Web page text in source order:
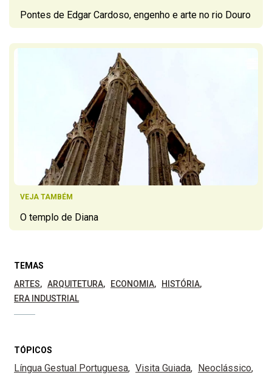
Pontes de Edgar Cardoso, engenho e arte no rio Douro
VEJA TAMBÉM
O templo de Diana
TEMAS
ARTES
ARQUITETURA ECONOMIA
HISTÓRIA
ERA INDUSTRIAL
TÓPICOS
Língua Gestual Portuguesa Visita Guiada
Neoclássico